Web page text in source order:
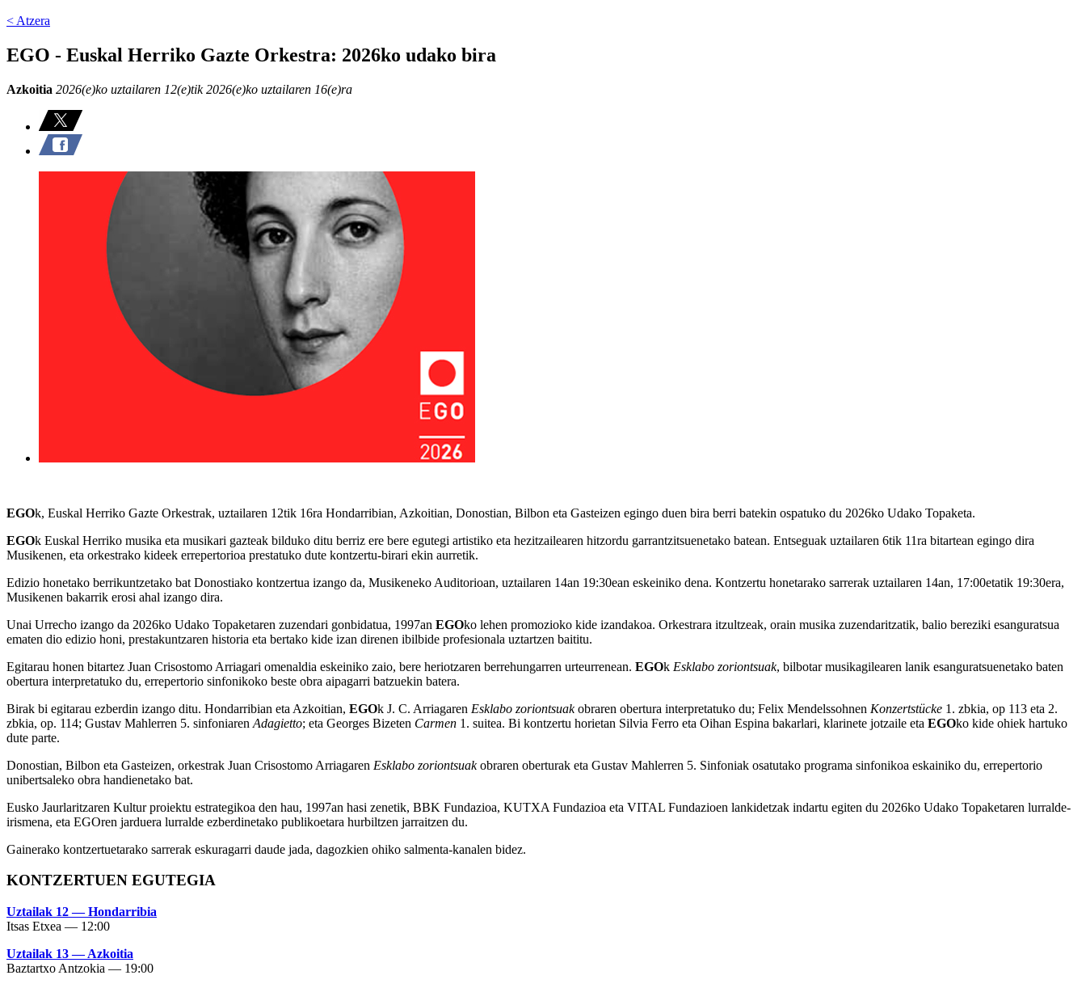
< Atzera
EGO - Euskal Herriko Gazte Orkestra: 2026ko udako bira
Azkoitia 2026(e)ko uztailaren 12(e)tik 2026(e)ko uztailaren 16(e)ra
EGOk, Euskal Herriko Gazte Orkestrak, uztailaren 12tik 16ra Hondarribian, Azkoitian, Donostian, Bilbon eta Gasteizen egingo duen bira berri batekin ospatuko du 2026ko Udako Topaketa.
EGOk Euskal Herriko musika eta musikari gazteak bilduko ditu berriz ere bere egutegi artistiko eta hezitzailearen hitzordu garrantzitsuenetako batean. Entseguak uztailaren 6tik 11ra bitartean egingo dira
Musikenen, eta orkestrako kideek errepertorioa prestatuko dute kontzertu-birari ekin aurretik.
Edizio honetako berrikuntzetako bat Donostiako kontzertua izango da, Musikeneko Auditorioan, uztailaren 14an 19:30ean eskeiniko dena. Kontzertu honetarako sarrerak uztailaren 14an, 17:00etatik 19:30era,
Musikenen bakarrik erosi ahal izango dira.
Unai Urrecho izango da 2026ko Udako Topaketaren zuzendari gonbidatua, 1997an EGOko lehen promozioko kide izandakoa. Orkestrara itzultzeak, orain musika zuzendaritzatik, balio bereziki esanguratsua
ematen dio edizio honi, prestakuntzaren historia eta bertako kide izan direnen ibilbide profesionala uztartzen baititu.
Egitarau honen bitartez Juan Crisostomo Arriagari omenaldia eskeiniko zaio, bere heriotzaren berrehungarren urteurrenean. EGOk Esklabo zoriontsuak, bilbotar musikagilearen lanik esanguratsuenetako baten
obertura interpretatuko du, errepertorio sinfonikoko beste obra aipagarri batzuekin batera.
Birak bi egitarau ezberdin izango ditu. Hondarribian eta Azkoitian, EGOk J. C. Arriagaren Esklabo zoriontsuakobraren obertura interpretatuko du; Felix Mendelssohnen Konzertstücke 1. zbkia, op 113 eta 2.
zbkia, op. 114; Gustav Mahlerren 5. sinfoniaren Adagietto; eta Georges Bizeten Carmen 1. suitea. Bi kontzertu horietan Silvia Ferro eta Oihan Espina bakarlari, klarinete jotzaile eta EGOko kide ohiek hartuko
dute parte.
Donostian, Bilbon eta Gasteizen, orkestrak Juan Crisostomo Arriagaren Esklabo zoriontsuakobraren oberturak eta Gustav Mahlerren 5. Sinfoniak osatutako programa sinfonikoa eskainiko du, errepertorio
unibertsaleko obra handienetako bat.
Eusko Jaurlaritzaren Kultur proiektu estrategikoa den hau, 1997an hasi zenetik, BBK Fundazioa, KUTXA Fundazioa eta VITAL Fundazioen lankidetzak indartu egiten du 2026ko Udako Topaketaren lurralde-
irismena, eta EGOren jarduera lurralde ezberdinetako publikoetara hurbiltzen jarraitzen du.
Gainerako kontzertuetarako sarrerak eskuragarri daude jada, dagozkien ohiko salmenta-kanalen bidez.
KONTZERTUEN EGUTEGIA
Uztailak 12 — Hondarribia
Itsas Etxea — 12:00
Uztailak 13 — Azkoitia
Baztartxo Antzokia — 19:00